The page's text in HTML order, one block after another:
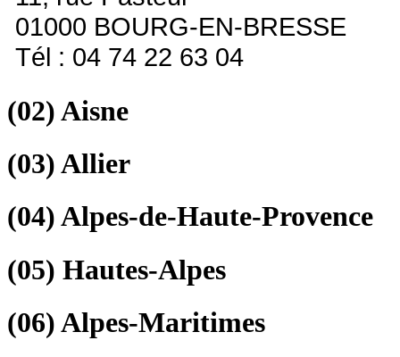
01000 BOURG-EN-BRESSE
Tél : 04 74 22 63 04
(02)Aisne
(03)Allier
(04)Alpes-de-Haute-Provence
(05) Hautes-Alpes
(06)Alpes-Maritimes